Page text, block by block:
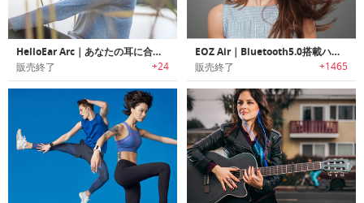
HelloEar Arc｜あなたの耳に合わせてカスタマイズする快適フィットのHi－Fiサウンドイヤホン「ハローイヤーアーク」
販売終了 +24
EOZ Air｜Bluetooth5.0搭載ハイレゾ完全ワイヤレスイヤホン「イオーズエアー」
販売終了 +1465